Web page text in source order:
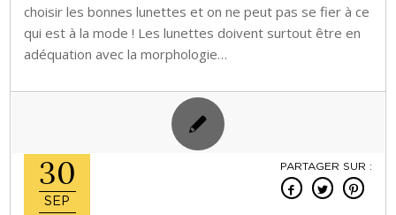
choisir les bonnes lunettes et on ne peut pas se fier à ce
qui est à la mode ! Les lunettes doivent surtout être en
adéquation avec la morphologie…
30
SEP
PARTAGER SUR :